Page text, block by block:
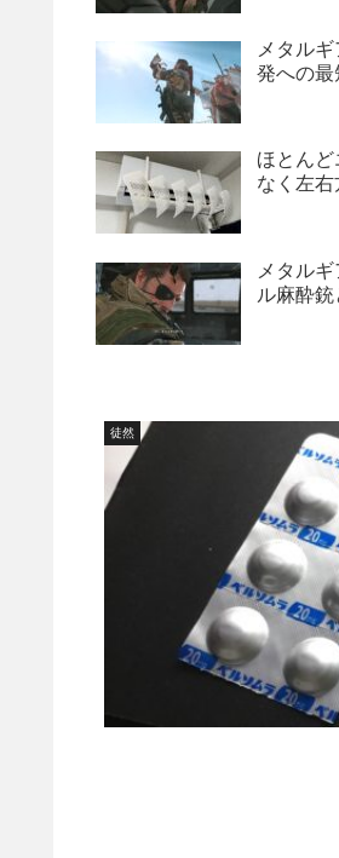
メタル
発への最
ほとん
なく左右
メタル
ル麻酔
徒然